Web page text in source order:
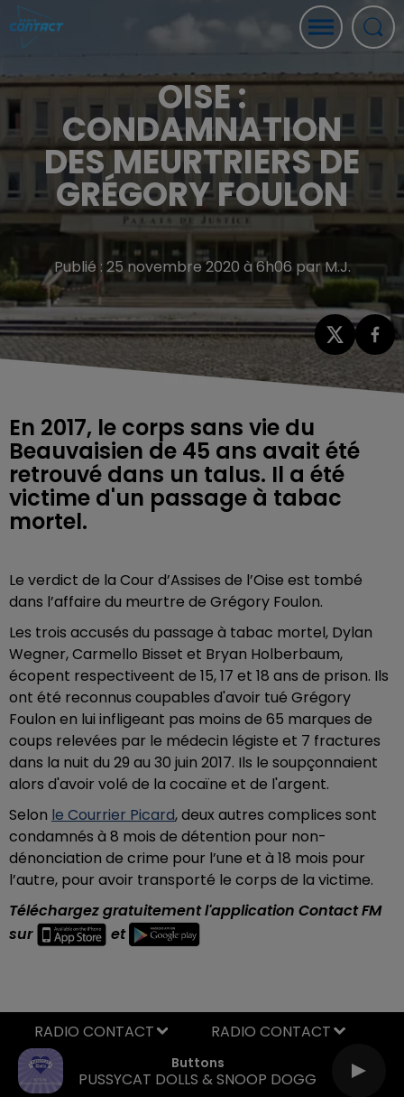
OISE :
CONDAMNATION
DES MEURTRIERS DE
GRÉGORY FOULON
Publié : 25 novembre 2020 à 6h06 par M.J.
En 2017, le corps sans vie du
Beauvaisien de 45 ans avait été
retrouvé dans un talus. Il a été
victime d'un passage à tabac
mortel.
Le verdict de la Cour d’Assises de l’Oise est tombé
dans l’affaire du meurtre de Grégory Foulon.
Les trois accusés du passage à tabac mortel, Dylan
Wegner, Carmello Bisset et Bryan Holberbaum,
écopent respectiveent de 15, 17 et 18 ans de prison. Ils
ont été reconnus coupables d'avoir tué Grégory
Foulon en lui infligeant pas moins de 65 marques de
coups relevées par le médecin légiste et 7 fractures
dans la nuit du 29 au 30 juin 2017. Ils le soupçonnaient
alors d'avoir volé de la cocaïne et de l'argent.
Selon le Courrier Picard, deux autres complices sont
condamnés à 8 mois de détention pour non-
dénonciation de crime pour l’une et à 18 mois pour
l’autre, pour avoir transporté le corps de la victime.
Téléchargez gratuitement l'application Contact FM
sur
et
Buttons
PUSSYCAT DOLLS & SNOOP DOGG
RADIO CONTACT